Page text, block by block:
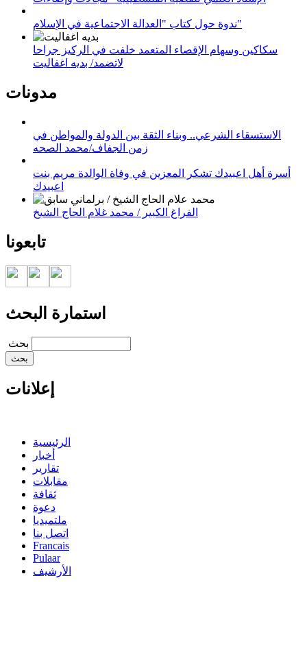
ندوة حول كتاب "العدالة الاجتماعية في الإسلام"
سكاكين وسهام الإقصاء المتعمد خلفت في الركيز جراحا
لاتضمد/ بديه اغفاليت
مدونات
الاستسقاء الشرعي.. وبناء الثقة بين الدولة والمواطن في
زمن الجفاف/محمد الصحه
أسرة أهل اعبيدك تشكر المعزين في وفاة الوالدة مريم بنت
اعبيدك
الفراغ الكبير / محمد غلام الحاج الشيخ
تابعونا
استمارة البحث
‏بحث ‏
إعلانات
الرئيسية
أخبار
تقارير
مقابلات
ثقافة
دعوة
ملتميديا
اتصل بنا
Francais
Pulaar
الأرشيف